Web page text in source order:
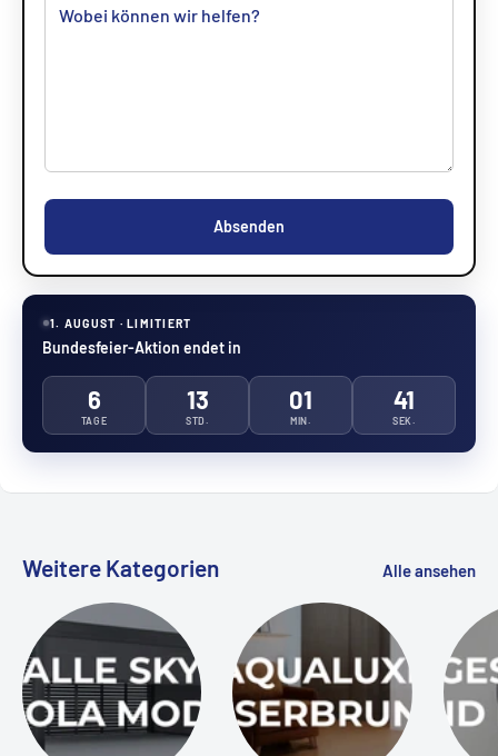
Absenden
1. AUGUST · LIMITIERT
Bundesfeier-Aktion endet in
6
TAGE
13
STD.
01
MIN.
40
SEK.
Weitere Kategorien Alle ansehen